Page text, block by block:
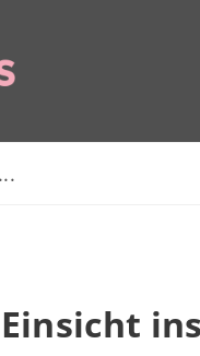
Einsicht